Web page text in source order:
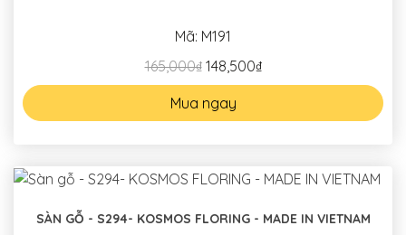
Mã: M191
165,000₫148,500₫
Mua ngay
SÀN GỖ - S294- KOSMOS FLORING - MADE IN VIETNAM